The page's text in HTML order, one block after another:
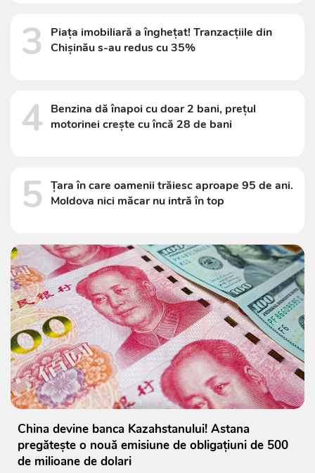
3
Piața imobiliară a înghețat! Tranzacțiile din
Chișinău s-au redus cu 35%
4 Benzina dă înapoi cu doar 2 bani, prețul
motorinei crește cu încă 28 de bani
5 Țara în care oamenii trăiesc aproape 95 de ani.
Moldova nici măcar nu intră în top
China devine banca Kazahstanului! Astana
pregătește o nouă emisiune de obligațiuni de 500
de milioane de dolari